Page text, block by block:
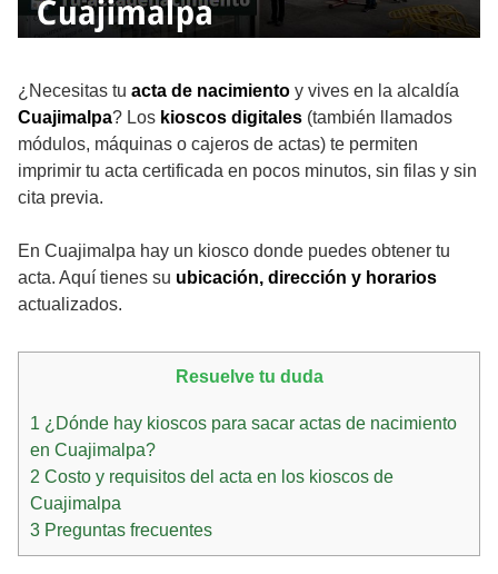
¿Necesitas tu acta de nacimiento y vives en la alcaldía
Cuajimalpa? Los kioscos digitales (también llamados
módulos, máquinas o cajeros de actas) te permiten
imprimir tu acta certificada en pocos minutos, sin filas y sin
cita previa.
En Cuajimalpa hay un kiosco donde puedes obtener tu
acta. Aquí tienes su ubicación, dirección y horarios
actualizados.
Resuelve tu duda
1 ¿Dónde hay kioscos para sacar actas de nacimiento
en Cuajimalpa?
2 Costo y requisitos del acta en los kioscos de
Cuajimalpa
3 Preguntas frecuentes